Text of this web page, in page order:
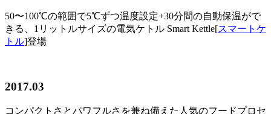
50〜100℃の範囲で5℃ずつ温度設定+30分間の自動保温がで
きる、1リットルサイズの電気ケトル Smart Kettle[スマートケ
トル]登場
2017.03
コンパクトさとパワフルさを兼ね備えた人気のフードプロセ